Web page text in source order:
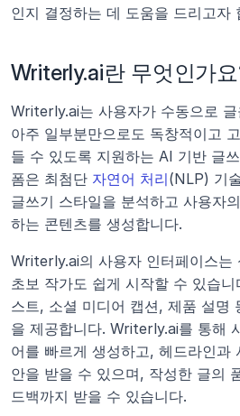
인지 결정하는 데 도움을 드리고자
Writerly.ai란 무엇인가
Writerly.ai는 사용자가 수동으로
아주 일부분만으로도 독창적이고
들 수 있도록 지원하는 AI 기반 글
폼은 최첨단 자연어 처리(NLP) 기
글쓰기 스타일을 분석하고 사용자
하는 콘텐츠를 생성합니다.
Writerly.ai의 사용자 인터페이스는
초보 작가도 쉽게 시작할 수 있습
스트, 소셜 미디어 캡션, 제품 설명
을 제공합니다. Writerly.ai를 통해
어를 빠르게 생성하고, 헤드라인과
안을 받을 수 있으며, 작성한 글의
드백까지 받을 수 있습니다.